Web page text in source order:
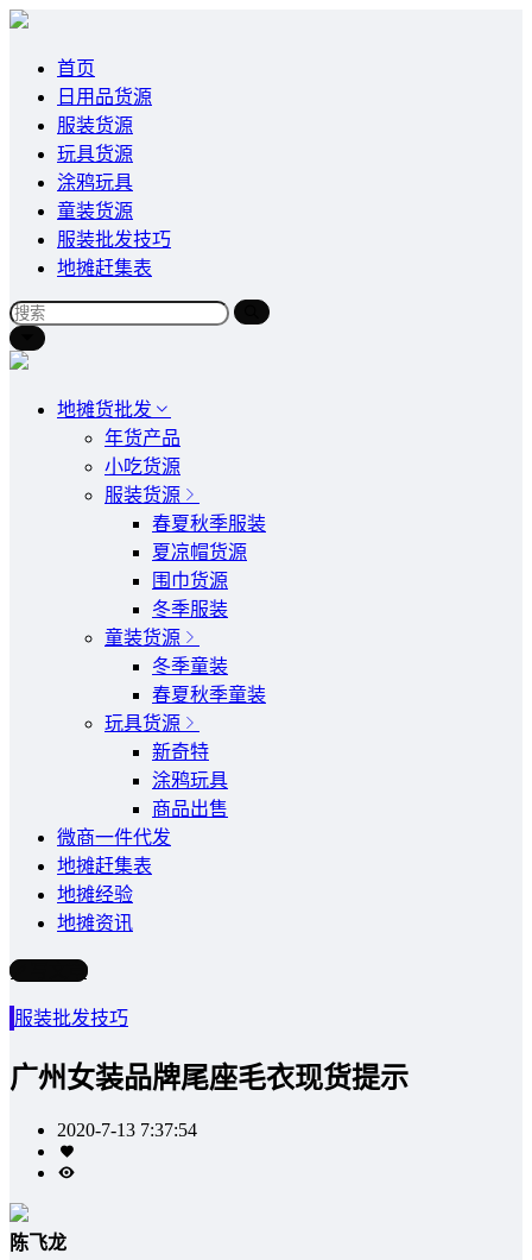
首页
日用品货源
服装货源
玩具货源
涂鸦玩具
童装货源
服装批发技巧
地摊赶集表
地摊货批发
年货产品
小吃货源
服装货源
春夏秋季服装
夏凉帽货源
围巾货源
冬季服装
童装货源
冬季童装
春夏秋季童装
玩具货源
新奇特
涂鸦玩具
商品出售
微商一件代发
地摊赶集表
地摊经验
地摊资讯
写文章
服装批发技巧
广州女装品牌尾座毛衣现货提示
2020-7-13 7:37:54
陈飞龙